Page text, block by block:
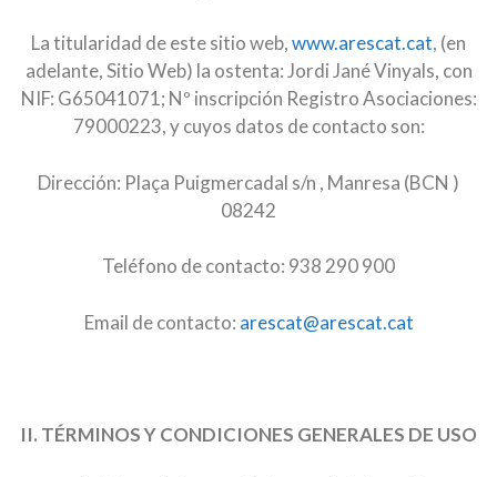
La titularidad de este sitio web,www.arescat.cat, (en
adelante, Sitio Web) la ostenta: Jordi Jané Vinyals, con
NIF: G65041071; Nº inscripción Registro Asociaciones:
79000223, y cuyos datos de contacto son:
Dirección: Plaça Puigmercadal s/n , Manresa (BCN )
08242
Teléfono de contacto: 938 290 900
Email de contacto: arescat@arescat.cat
II. TÉRMINOS Y CONDICIONES GENERALES DE USO